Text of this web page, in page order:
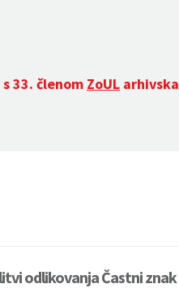
33. členom ZoUL
odlikovanja Častni